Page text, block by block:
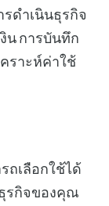
ดำเนินธุรกิจ
น การบันทึก
ราะห์ค่าใช้
เลือกใช้ได้
รกิจของคุณ